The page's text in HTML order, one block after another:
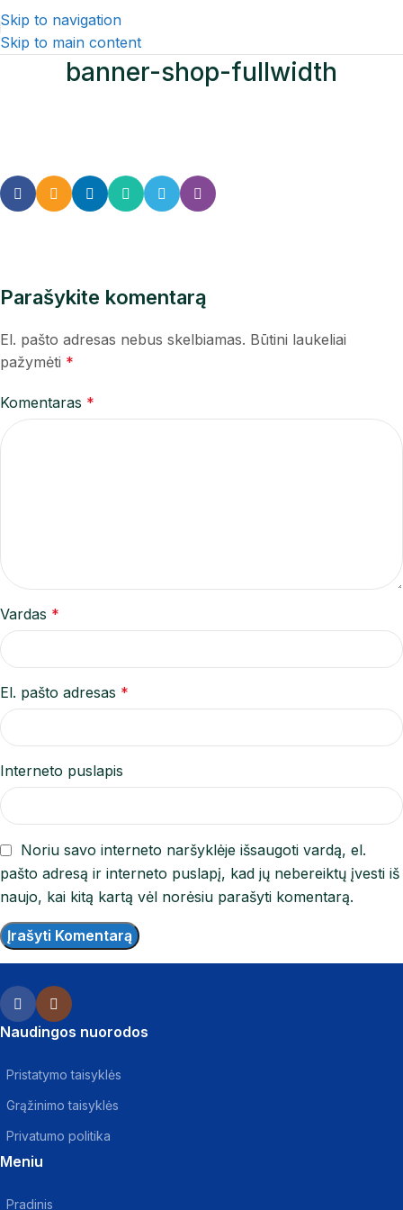
Skip to navigation
Skip to main content
banner-shop-fullwidth
Parašykite komentarą
El. pašto adresas nebus skelbiamas. Būtini laukeliai
pažymėti *
Komentaras *
Vardas *
El. pašto adresas *
Interneto puslapis
Noriu savo interneto naršyklėje išsaugoti vardą, el.
pašto adresą ir interneto puslapį, kad jų nebereiktų įvesti iš
naujo, kai kitą kartą vėl norėsiu parašyti komentarą.
Naudingos nuorodos
Pristatymo taisyklės
Grąžinimo taisyklės
Privatumo politika
Meniu
Pradinis